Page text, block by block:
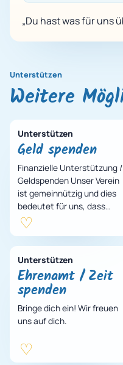
„Du hast was für uns
Unterstützen
Weitere
Unterstützen
Geld spenden
Finanzielle Unterstützung /
Geldspenden Unser Verein
ist gemeinnützig und dies
bedeutet für uns, dass
unser Erhalt sich
ausschließlich durch
Spenden und Sachzuw…
Unterstützen
Ehrenamt / Zeit
spenden
Bringe dich ein! Wir freuen
uns auf dich.